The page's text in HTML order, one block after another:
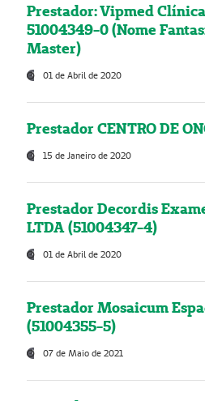
Prestador: Vipmed
51004349-0 (Nome
Master)
01 de Abril de 2020
Prestador CENTRO DE
15 de Janeiro de 2020
Prestador Decordis
LTDA (51004347-4)
01 de Abril de 2020
Prestador Mosaicum
(51004355-5)
07 de Maio de 2021